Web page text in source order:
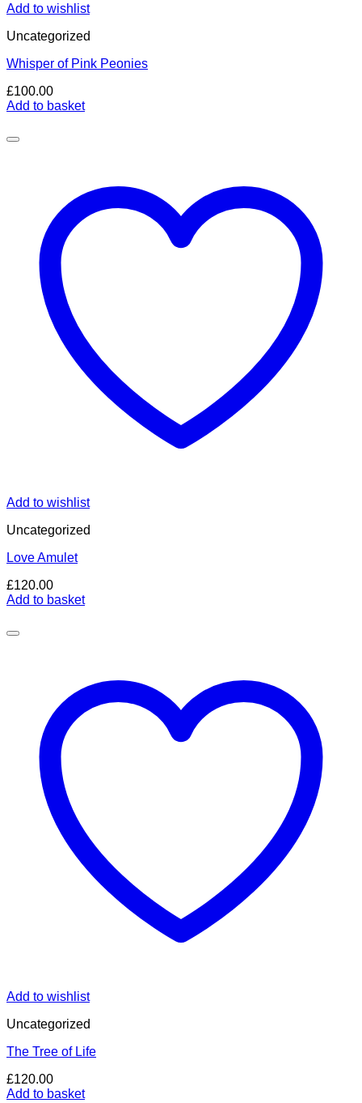
Add to wishlist
Uncategorized
Whisper of Pink Peonies
£100.00
Add to basket
Add to wishlist
Uncategorized
Love Amulet
£120.00
Add to basket
Add to wishlist
Uncategorized
The Tree of Life
£120.00
Add to basket